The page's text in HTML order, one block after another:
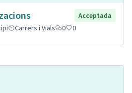
Acceptada
Carrers i Vials 0 0